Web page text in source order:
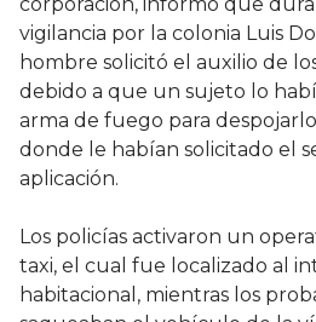
vigilancia por la colonia Luis
hombre solicitó el auxilio de
debido a que un sujeto lo
arma de fuego para
donde le habían solicitado el
aplicación.
Los policías activaron un
taxi, el cual fue localizado al
habitacional, mientras los